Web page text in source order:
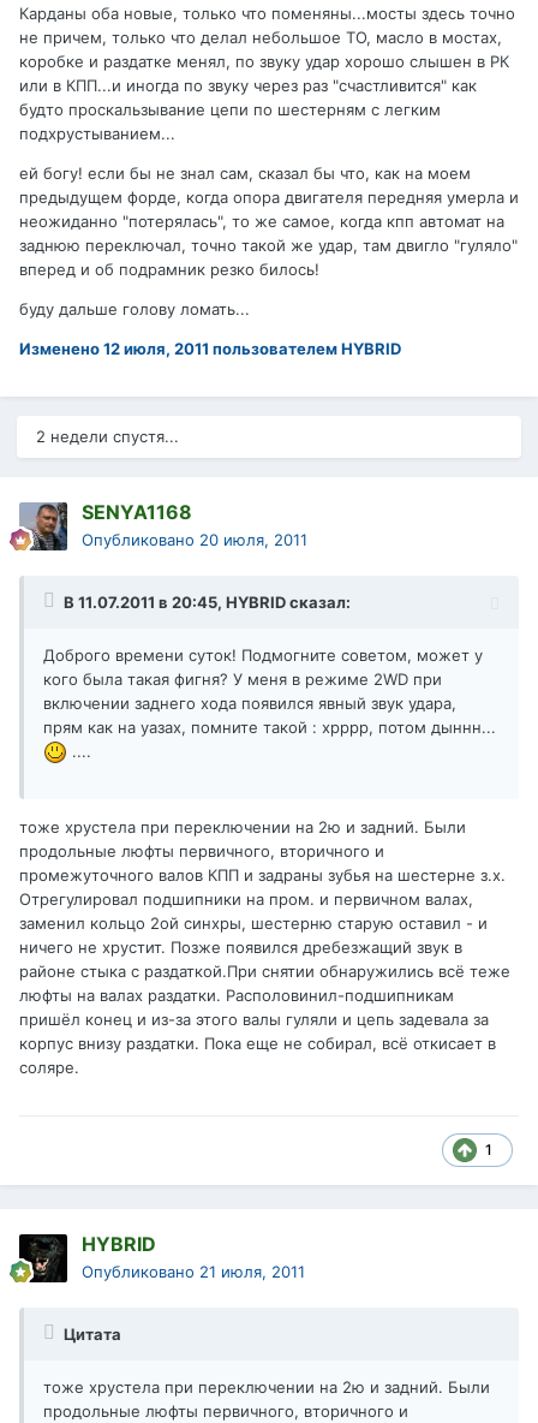
Карданы оба новые, только что поменяны...мосты здесь точно
не причем, только что делал небольшое ТО, масло в мостах,
коробке и раздатке менял, по звуку удар хорошо слышен в РК
или в КПП...и иногда по звуку через раз "счастливится" как
будто проскальзывание цепи по шестерням с легким
подхрустыванием...
ей богу! если бы не знал сам, сказал бы что, как на моем
предыдущем форде, когда опора двигателя передняя умерла и
неожиданно "потерялась", то же самое, когда кпп автомат на
заднюю переключал, точно такой же удар, там двигло "гуляло"
вперед и об подрамник резко билось!
буду дальше голову ломать...
Изменено12 июля, 2011 пользователем HYBRID
2 недели спустя...
SENYA1168
Опубликовано 20 июля, 2011
В 11.07.2011 в 20:45, HYBRID сказал:
Доброго времени суток! Подмогните советом, может у
кого была такая фигня? У меня в режиме 2WD при
включении заднего хода появился явный звук удара,
прям как на уазах, помните такой : хрррр, потом дыннн...
....
тоже хрустела при переключении на 2ю и задний. Были
продольные люфты первичного, вторичного и
промежуточного валов КПП и задраны зубья на шестерне з.х.
Отрегулировал подшипники на пром. и первичном валах,
заменил кольцо 2ой синхры, шестерню старую оставил - и
ничего не хрустит. Позже появился дребезжащий звук в
районе стыка с раздаткой.При снятии обнаружились всё теже
люфты на валах раздатки. Располовинил-подшипникам
пришёл конец и из-за этого валы гуляли и цепь задевала за
корпус внизу раздатки. Пока еще не собирал, всё откисает в
соляре.
1
HYBRID
Опубликовано 21 июля, 2011
Цитата
тоже хрустела при переключении на 2ю и задний. Были
продольные люфты первичного, вторичного и